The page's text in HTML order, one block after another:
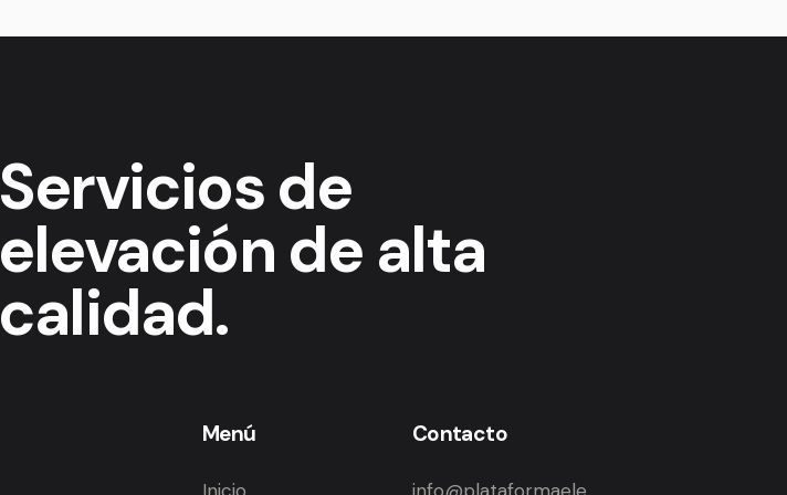
Servicios de
elevación de alta
calidad.
Menú Contacto